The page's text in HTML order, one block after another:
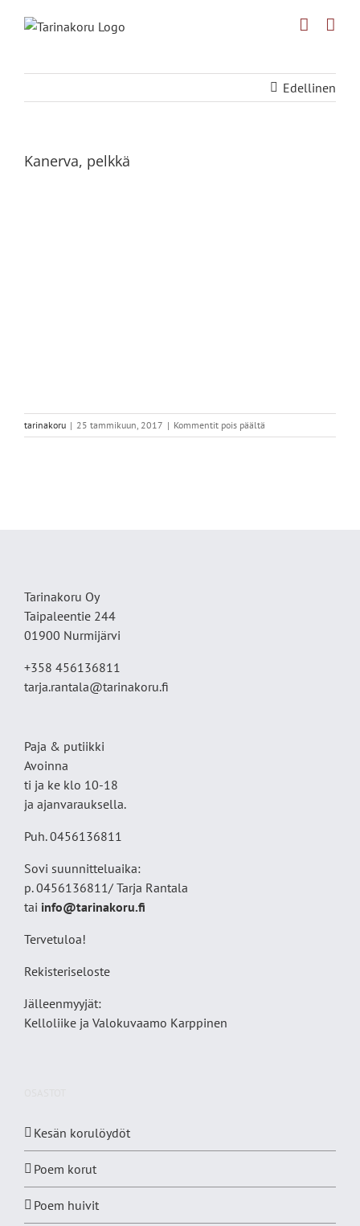
Edellinen
Kanerva, pelkkä
tarinakoru | 25 tammikuun, 2017 | Kommentit pois päältä
Kanerva,
Tarinakoru Oy
Taipaleentie 244
01900 Nurmijärvi
+358 456136811
tarja.rantala@tarinakoru.fi
Paja & putiikki
Avoinna
ti ja ke klo 10-18
ja ajanvarauksella.
Puh. 0456136811
Sovi suunnitteluaika:
p. 0456136811/ Tarja Rantala
tai info@tarinakoru.fi
Tervetuloa!
Rekisteriseloste
Jälleenmyyjät:
Kelloliike ja Valokuvaamo Karppinen
Kesän korulöydöt
Poem korut
Poem huivit